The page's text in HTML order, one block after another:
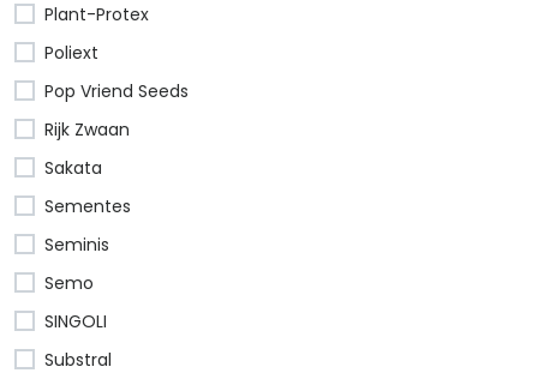
Plant-Protex
Poliext
Pop Vriend Seeds
Rijk Zwaan
Sakata
Sementes
Seminis
Semo
SINGOLI
Substral